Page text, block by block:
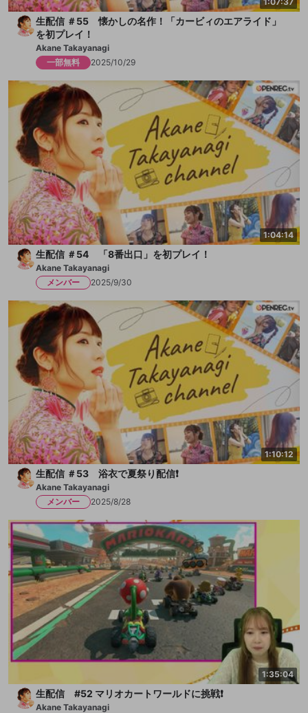
生配信 ＃55 懐かしの名作！「カービィのエアライド」
を初プレイ！
Akane Takayanagi
一部無料
2025/10/29
1:04:14
生配信 ＃54 「8番出口」を初プレイ！
Akane Takayanagi
メンバー
2025/9/30
1:10:12
生配信 ＃53 浴衣で夏祭り配信❗️
Akane Takayanagi
メンバー
2025/8/28
1:35:04
生配信 #52 マリオカートワールドに挑戦❗️
Akane Takayanagi